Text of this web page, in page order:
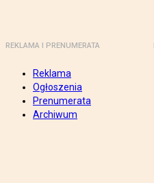
REKLAMA I PRENUMERATA
Reklama
Ogłoszenia
Prenumerata
Archiwum